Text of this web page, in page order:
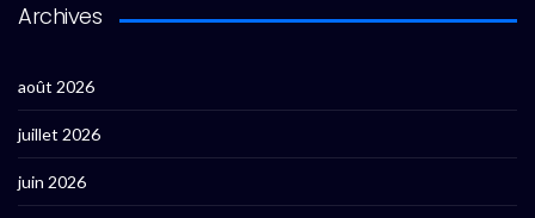
Archives
août 2026
juillet 2026
juin 2026